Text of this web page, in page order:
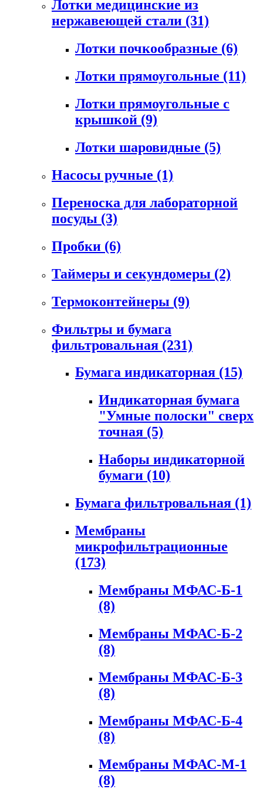
Лотки медицинские из
нержавеющей стали (31)
Лотки почкообразные (6)
Лотки прямоугольные (11)
Лотки прямоугольные с
крышкой (9)
Лотки шаровидные (5)
Насосы ручные (1)
Переноска для лабораторной
посуды (3)
Пробки (6)
Таймеры и секундомеры (2)
Термоконтейнеры (9)
Фильтры и бумага
фильтровальная (231)
Бумага индикаторная (15)
Индикаторная бумага
"Умные полоски" сверх
точная (5)
Наборы индикаторной
бумаги (10)
Бумага фильтровальная (1)
Мембраны
микрофильтрационные
(173)
Мембраны МФАС-Б-1
(8)
Мембраны МФАС-Б-2
(8)
Мембраны МФАС-Б-3
(8)
Мембраны МФАС-Б-4
(8)
Мембраны МФАС-М-1
(8)